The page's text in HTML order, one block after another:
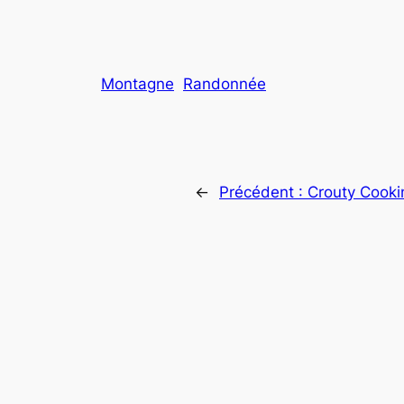
Montagne Randonnée
← Précédent : Crouty